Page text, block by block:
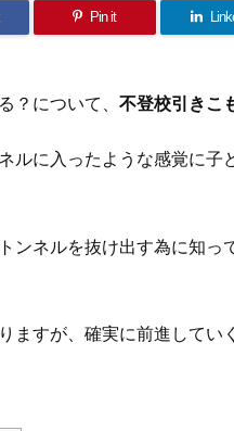
Pin it
？について、 不登校引きこ
ルに入ったような感覚に子
ンネルを抜け出す為に知っ
ますが、確実に前進してい